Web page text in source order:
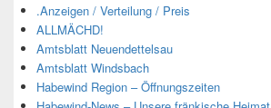
.Anzeigen / Verteilung / Preis
ALLMÄCHD!
Amtsblatt Neuendettelsau
Amtsblatt Windsbach
Habewind Region – Öffnungszeiten